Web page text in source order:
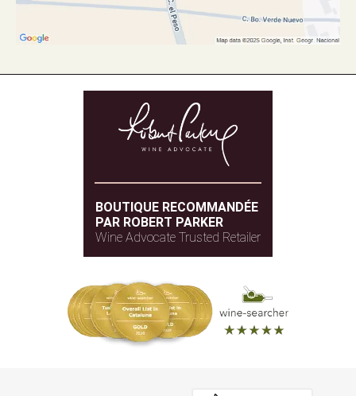
BOUTIQUE RECOMMANDÉE
PAR ROBERT PARKER
Wine Advocate Trusted Retailer